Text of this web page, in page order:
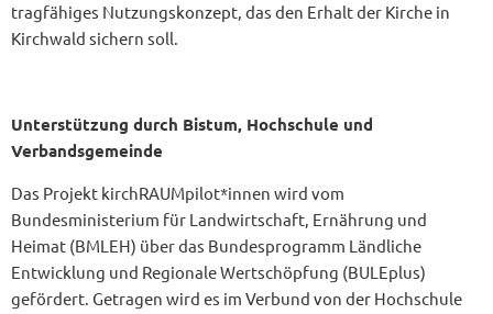
tragfähiges Nutzungskonzept, das den Erhalt der Kirche in
Kirchwald sichern soll.
Unterstützung durch Bistum, Hochschule und
Verbandsgemeinde
Das Projekt kirchRAUMpilot*innen wird vom
Bundesministerium für Landwirtschaft, Ernährung und
Heimat (BMLEH) über das Bundesprogramm Ländliche
Entwicklung und Regionale Wertschöpfung (BULEplus)
gefördert. Getragen wird es im Verbund von der Hochschule